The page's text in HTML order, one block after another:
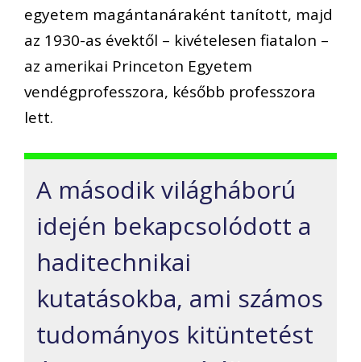
egyetem magántanáraként tanított, majd
az 1930-as évektől – kivételesen fiatalon –
az amerikai Princeton Egyetem
vendégprofesszora, később professzora
lett.
A második világháború
idején bekapcsolódott a
haditechnikai
kutatásokba, ami számos
tudományos kitüntetést